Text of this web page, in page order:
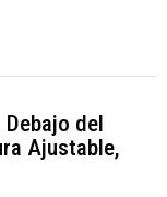
Debajo del
Ajustable,